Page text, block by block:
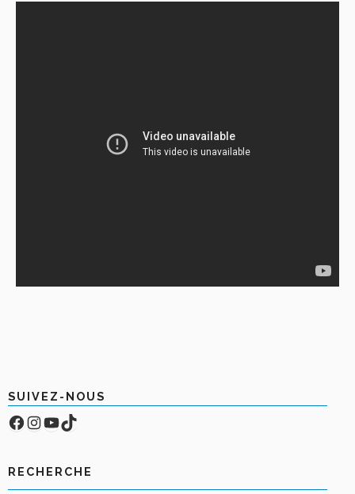
SUIVEZ-NOUS
Facebook
Compte Instagram
YouTube
TikTok
RECHERCHE